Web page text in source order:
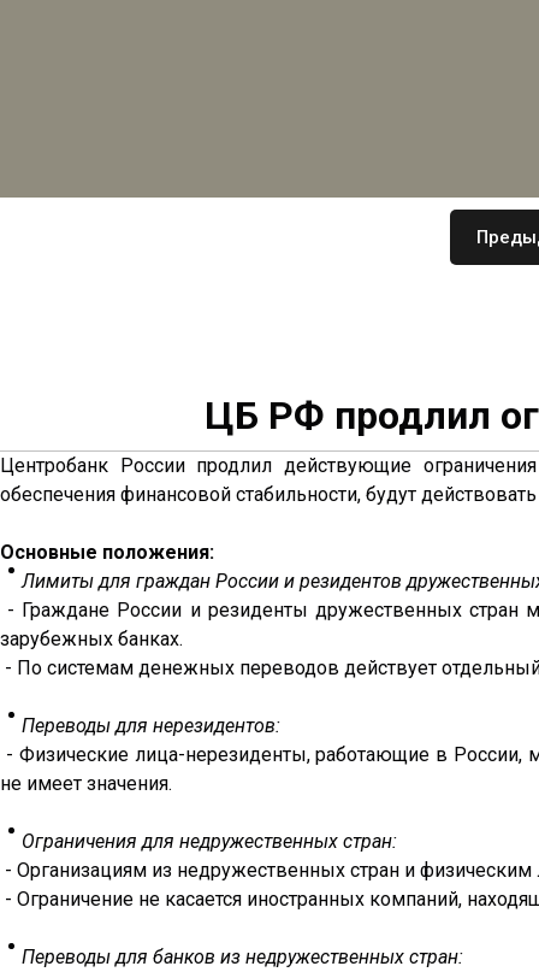
ЦБ РФ продлил
Центробанк России продлил действующие
обеспечения финансовой стабильности, будут
Основные положения:
Лимиты для граждан России и резидентов
- Граждане России и резиденты дружественных
зарубежных банках.
- По системам денежных переводов действует
Переводы для нерезидентов:
- Физические лица-нерезиденты, работающие в России,
не имеет значения.
Ограничения для недружественных стран:
- Организациям из недружественных стран и
- Ограничение не касается иностранных компаний,
Переводы для банков из недружественных стран: